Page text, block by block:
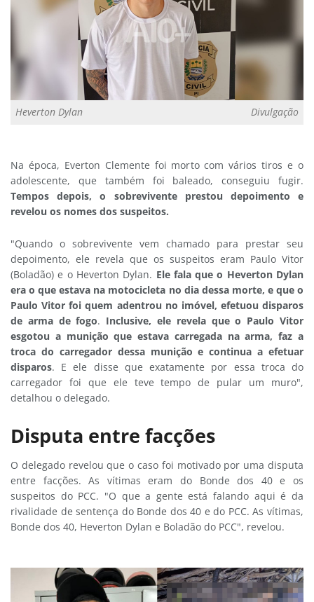
Heverton Dylan Divulgação
Na época, Everton Clemente foi morto com vários tiros e o
adolescente, que também foi baleado, conseguiu fugir.
Tempos depois, o sobrevivente prestou depoimento e
revelou os nomes dos suspeitos.
"Quando o sobrevivente vem chamado para prestar seu
depoimento, ele revela que os suspeitos eram Paulo Vitor
(Boladão) e o Heverton Dylan. Ele fala que o Heverton Dylan
era o que estava na motocicleta no dia dessa morte, e que o
Paulo Vitor foi quem adentrou no imóvel, efetuou disparos
de arma de fogo. Inclusive, ele revela que o Paulo Vitor
esgotou a munição que estava carregada na arma, faz a
troca do carregador dessa munição e continua a efetuar
disparos. E ele disse que exatamente por essa troca do
carregador foi que ele teve tempo de pular um muro",
detalhou o delegado.
Disputa entre facções
O delegado revelou que o caso foi motivado por uma disputa
entre facções. As vítimas eram do Bonde dos 40 e os
suspeitos do PCC. "O que a gente está falando aqui é da
rivalidade de sentença do Bonde dos 40 e do PCC. As vítimas,
Bonde dos 40, Heverton Dylan e Boladão do PCC", revelou.